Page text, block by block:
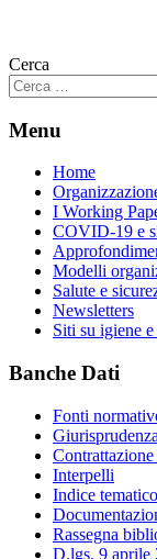
Cerca
Menu
Home
I Working
COVID-19 e
Modelli
Salute e
Newsletters
Siti su igiene
Banche Dati
Fonti
Giurisprudenza
Interpelli
Indice
Rassegna
D.lgs. 9 aprile